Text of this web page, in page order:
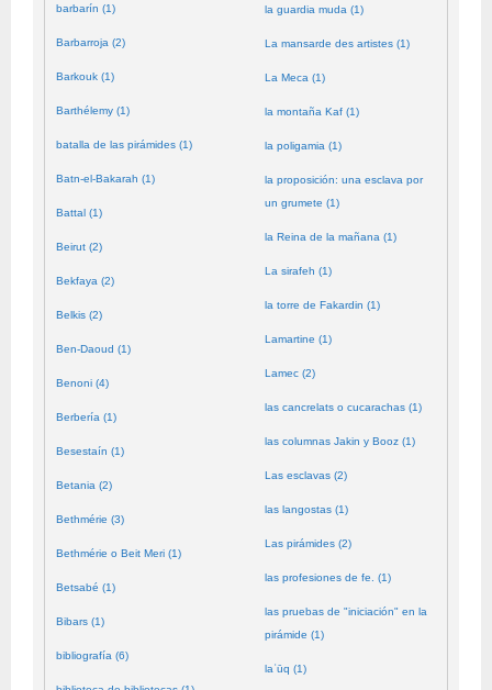
barbarín (1)
Barbarroja (2)
Barkouk (1)
Barthélemy (1)
batalla de las pirámides (1)
Batn-el-Bakarah (1)
Battal (1)
Beirut (2)
Bekfaya (2)
Belkis (2)
Ben-Daoud (1)
Benoni (4)
Berbería (1)
Besestaín (1)
Betania (2)
Bethmérie (3)
Bethmérie o Beit Meri (1)
Betsabé (1)
Bibars (1)
bibliografía (6)
la guardia muda (1)
La mansarde des artistes (1)
La Meca (1)
la montaña Kaf (1)
la poligamia (1)
la proposición: una esclava por
un grumete (1)
la Reina de la mañana (1)
La sirafeh (1)
la torre de Fakardin (1)
Lamartine (1)
Lamec (2)
las cancrelats o cucarachas (1)
las columnas Jakin y Booz (1)
Las esclavas (2)
las langostas (1)
Las pirámides (2)
las profesiones de fe. (1)
las pruebas de "iniciación" en la
pirámide (1)
laʿūq (1)